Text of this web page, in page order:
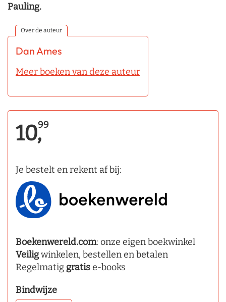
Pauling.
Over de auteur
Dan Ames
Meer boeken van deze auteur
10,99
Je bestelt en rekent af bij:
Boekenwereld.com: onze eigen boekwinkel
Veiligwinkelen, bestellen en betalen
Regelmatig gratise-books
Bindwijze